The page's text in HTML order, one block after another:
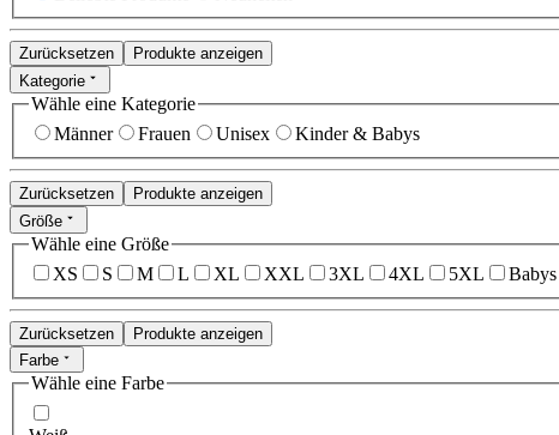
Zurücksetzen
Produkte anzeigen
Kategorie
Wähle eine Kategorie
Männer
Frauen Unisex Kinder & Babys
Zurücksetzen
Produkte anzeigen
Größe
Wähle eine Größe
XS
S M L XL XXL 3XL 4XL 5XL Babys
Zurücksetzen
Produkte anzeigen
Farbe
Wähle eine Farbe